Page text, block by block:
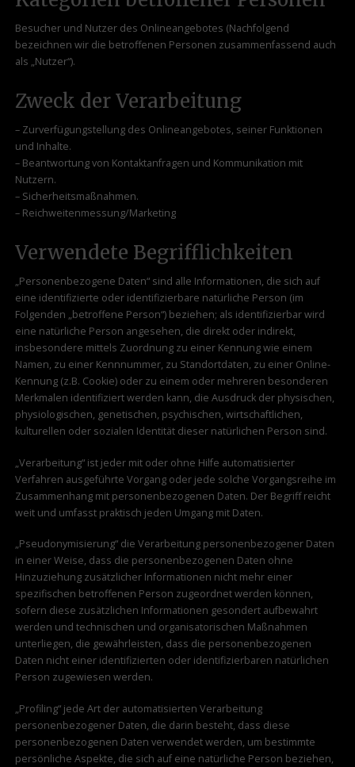
Besucher und Nutzer des Onlineangebotes (Nachfolgend
bezeichnen wir die betroffenen Personen zusammenfassend auch
als „Nutzer“).
Zweck der Verarbeitung
– Zurverfügungstellung des Onlineangebotes, seiner Funktionen
und Inhalte.
– Beantwortung von Kontaktanfragen und Kommunikation mit
Nutzern.
– Sicherheitsmaßnahmen.
– Reichweitenmessung/Marketing
Verwendete Begrifflichkeiten
„Personenbezogene Daten“ sind alle Informationen, die sich auf
eine identifizierte oder identifizierbare natürliche Person (im
Folgenden „betroffene Person“) beziehen; als identifizierbar wird
eine natürliche Person angesehen, die direkt oder indirekt,
insbesondere mittels Zuordnung zu einer Kennung wie einem
Namen, zu einer Kennnummer, zu Standortdaten, zu einer Online-
Kennung (z.B. Cookie) oder zu einem oder mehreren besonderen
Merkmalen identifiziert werden kann, die Ausdruck der physischen,
physiologischen, genetischen, psychischen, wirtschaftlichen,
kulturellen oder sozialen Identität dieser natürlichen Person sind.
„Verarbeitung“ ist jeder mit oder ohne Hilfe automatisierter
Verfahren ausgeführte Vorgang oder jede solche Vorgangsreihe im
Zusammenhang mit personenbezogenen Daten. Der Begriff reicht
weit und umfasst praktisch jeden Umgang mit Daten.
„Pseudonymisierung“ die Verarbeitung personenbezogener Daten
in einer Weise, dass die personenbezogenen Daten ohne
Hinzuziehung zusätzlicher Informationen nicht mehr einer
spezifischen betroffenen Person zugeordnet werden können,
sofern diese zusätzlichen Informationen gesondert aufbewahrt
werden und technischen und organisatorischen Maßnahmen
unterliegen, die gewährleisten, dass die personenbezogenen
Daten nicht einer identifizierten oder identifizierbaren natürlichen
Person zugewiesen werden.
„Profiling“ jede Art der automatisierten Verarbeitung
personenbezogener Daten, die darin besteht, dass diese
personenbezogenen Daten verwendet werden, um bestimmte
persönliche Aspekte, die sich auf eine natürliche Person beziehen,